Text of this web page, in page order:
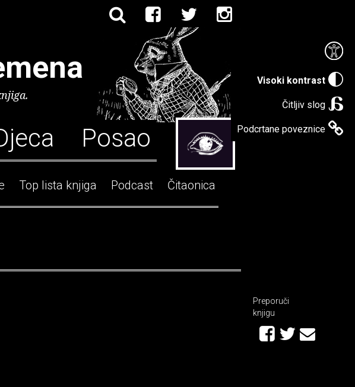
Visoki kontrast
Čitljiv slog
Podcrtane poveznice
Posao
Top lista knjiga Podcast Čitaonica
Preporuči
knjigu